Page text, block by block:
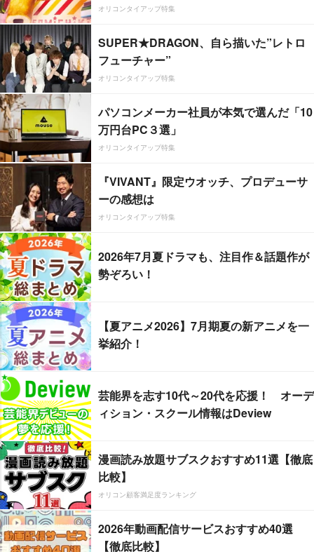
オリコンタイアップ特集
SUPER★DRAGON、自ら描いた”レトロ
フューチャー”
オリコンタイアップ特集
パソコンメーカー社員が本気で選んだ「10
万円台PC３選」
オリコンタイアップ特集
『VIVANT』限定ウオッチ、プロデューサ
ーの感想は
オリコンタイアップ特集
2026年7月夏ドラマも、注目作＆話題作が
勢ぞろい！
【夏アニメ2026】7月期夏の新アニメを一
挙紹介！
芸能界を志す10代～20代を応援！ オーデ
ィション・スクール情報はDeview
漫画読み放題サブスクおすすめ11選【徹底
比較】
オリコン顧客満足度ランキング
2026年動画配信サービスおすすめ40選
【徹底比較】